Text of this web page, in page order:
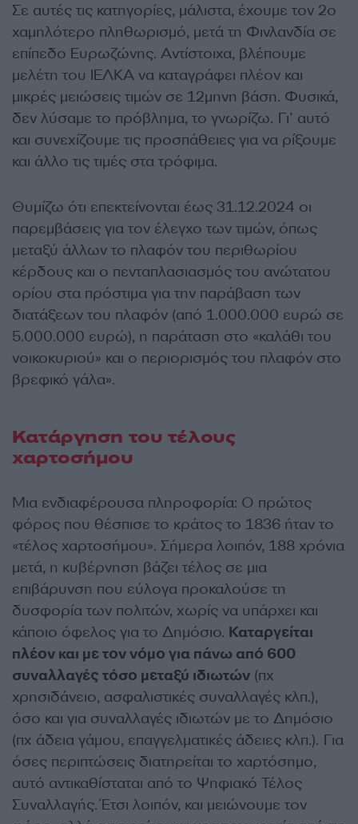
Σε αυτές τις κατηγορίες, μάλιστα, έχουμε τον 2ο
χαμηλότερο πληθωρισμό, μετά τη Φινλανδία σε
επίπεδο Ευρωζώνης. Αντίστοιχα, βλέπουμε
μελέτη του ΙΕΛΚΑ να καταγράφει πλέον και
μικρές μειώσεις τιμών σε 12μηνη βάση. Φυσικά,
δεν λύσαμε το πρόβλημα, το γνωρίζω. Γι’ αυτό
και συνεχίζουμε τις προσπάθειες για να ρίξουμε
και άλλο τις τιμές στα τρόφιμα.
Θυμίζω ότι επεκτείνονται έως 31.12.2024 οι
παρεμβάσεις για τον έλεγχο των τιμών, όπως
μεταξύ άλλων το πλαφόν του περιθωρίου
κέρδους και ο πενταπλασιασμός του ανώτατου
ορίου στα πρόστιμα για την παράβαση των
διατάξεων του πλαφόν (από 1.000.000 ευρώ σε
5.000.000 ευρώ), η παράταση στο «καλάθι του
νοικοκυριού» και ο περιορισμός του πλαφόν στο
βρεφικό γάλα».
Κατάργηση του τέλους
χαρτοσήμου
Μια ενδιαφέρουσα πληροφορία: Ο πρώτος
φόρος που θέσπισε το κράτος το 1836 ήταν το
«τέλος χαρτοσήμου». Σήμερα λοιπόν, 188 χρόνια
μετά, η κυβέρνηση βάζει τέλος σε μια
επιβάρυνση που εύλογα προκαλούσε τη
δυσφορία των πολιτών, χωρίς να υπάρχει και
κάποιο όφελος για το Δημόσιο. Καταργείται
πλέον και με τον νόμο για πάνω από 600
συναλλαγές τόσο μεταξύ ιδιωτών (πχ
χρησιδάνειο, ασφαλιστικές συναλλαγές κλπ.),
όσο και για συναλλαγές ιδιωτών με το Δημόσιο
(πχ άδεια γάμου, επαγγελματικές άδειες κλπ.). Για
όσες περιπτώσεις διατηρείται το χαρτόσημο,
αυτό αντικαθίσταται από το Ψηφιακό Τέλος
Συναλλαγής. Έτσι λοιπόν, και μειώνουμε τον